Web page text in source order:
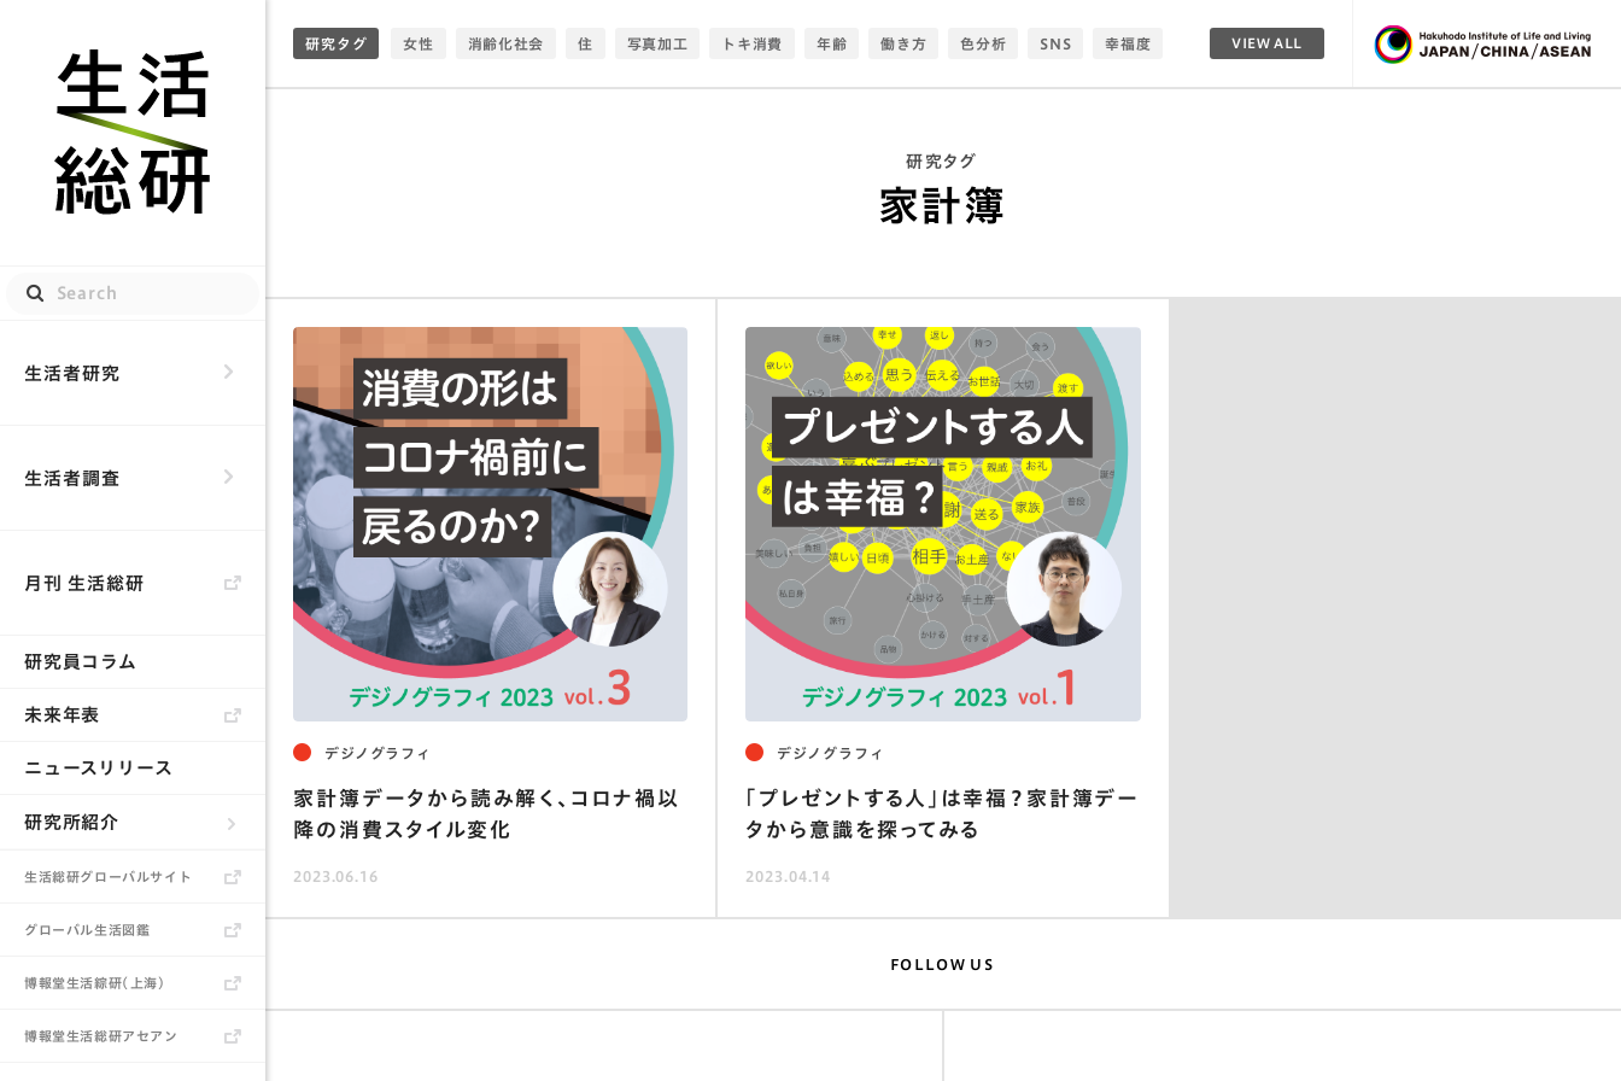
生活総研
生活者研究
生活者調査
月刊 生活総研
研究員コラム
未来年表
ニュースリリース
研究所紹介
生活総研とは
所長あいさつ
研究員
書籍
生活総研グローバルサイト
グローバル生活図鑑
博報堂生活綜研（上海）
博報堂生活総研アセアン
研究タグ 女性 消齢化社会 住 写真加工 トキ消費 年齢 働き方 色分析 SNS 幸福度
家族 トレンド ウェルビーイング 食事 趣味 エモい 観光 アナログ
コロナ
スポーツ 調理 消費
時間 学び 没頭 作詞作曲 価値観 恋愛 アプリ モノ 移動 シニア 食
データビジュアライゼーション 調理定年 お金 Ｚ世代 クリエイティブ
子供 実用 アセアン 物語 スマホ 理想 建築 おしゃれ 生活者発想
おばさん研究 HILLASEAN コミュニティ 未来誘発
グローバル 推し 生活DX定点 キャリアアップ みんな 消齢化 アート 生活元年
消費者 街 夫婦 社会 データ可視化 人間関係 位置情報 チル 幸福
中国 60代 教育 スマートフォン 家計簿 仕事 地域 写真調査 コウホート
ウェアラブル Z家族 オタク テクノロジー 大人 ひとり シルバー
交流 ヒット商品 産業
VIEW ALL
研究タグ
家計簿
デジノグラフィ
家計簿データから読み解く、コロナ禍以
降の消費スタイル変化
2023.06.16
デジノグラフィ
｢プレゼントする人｣は幸福？家計簿デー
タから意識を探ってみる
2023.04.14
FOLLOW US